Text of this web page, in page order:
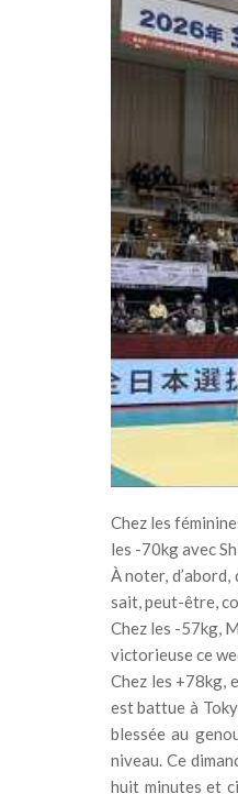
Chez les
les -70kg avec
À noter,
sait, peut-être,
Chez les -57kg,
victorieuse ce
Chez les +78kg,
est battue à
blessée au
niveau. Ce
huit minutes et